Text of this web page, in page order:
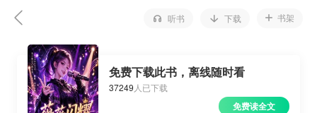
听书 下载 书架
免费下载此书，离线随时看
37249 人已下载
免费读全文